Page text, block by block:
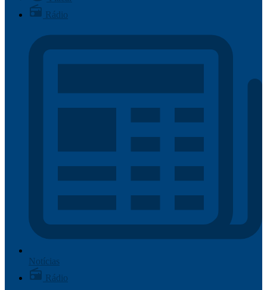
Rádio
Notícias
Rádio